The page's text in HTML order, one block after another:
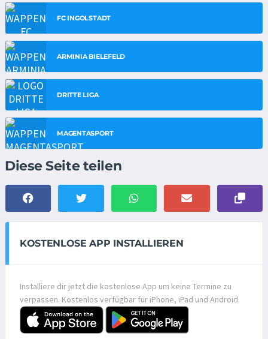
FC INGOLSTADT
ARMINIA BIELEFELD
DRITTE LIGA
MAGENTASPORT
Diese Seite teilen
KOSTENLOSE APP INSTALLIEREN
Installiere dir jetzt die kostenlose App um keine Termine zu
verpassen. Kostenlos verfügbar für iPhone, iPad und Android.